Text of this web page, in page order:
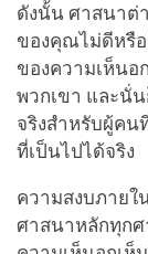
ดังนั้น ศาสนาต่
ของคุณไม่ดีหรือ
ของความเห็นอ
พวกเขา และนั่
จริงสำหรับผู้คน
ที่เป็นไปได้จริง
ความสงบภายใ
ศาสนาหลักทุก